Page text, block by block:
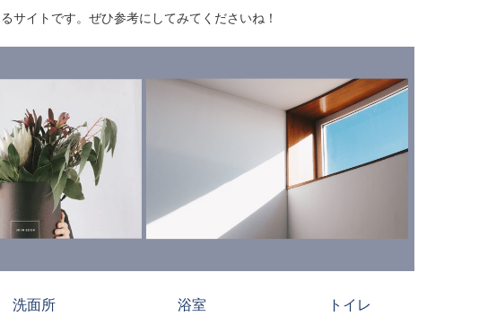
サイトです。ぜひ参考にしてみてくださいね！
洗面所 浴室 トイレ